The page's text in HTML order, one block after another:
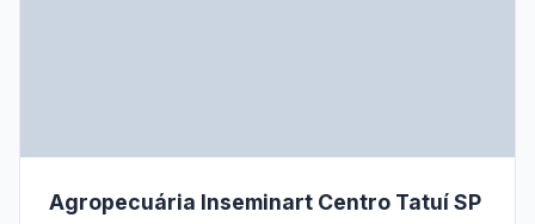
Agropecuária Inseminart Centro Tatuí SP